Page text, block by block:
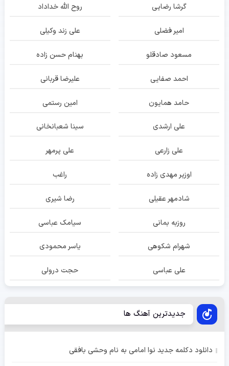
گرشا رضایی روح الله خداداد
امیر فضلی علی زند وکیلی
مسعود صادقلو بهنام حسن زاده
احمد صفایی علیرضا قربانی
حامد همایون امین رستمی
علی ارشدی سینا شعبانخانی
علی زارعی علی پرمهر
اوزیر مهدی زاده راغب
شادمهر عقیلی رضا شیری
روزبه بمانی سیامک عباسی
شهرام شکوهی یاسر محمودی
علی عباسی حجت درولی
جدیدترین آهنگ ها
دانلود دکلمه جدید نوا امامی به نام وحشی بافقی